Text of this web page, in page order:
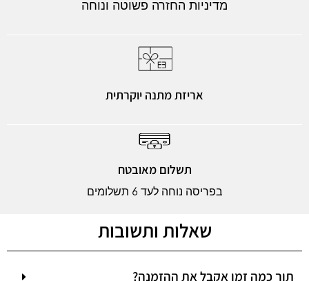
מדיניות החזרה פשוטה ונוחה
אריזת מתנה יוקרתית
תשלום מאובטח
בפריסה נוחה לעד 6 תשלומים
שאלות ותשובות
תוך כמה זמן אקבל את ההזמנה?